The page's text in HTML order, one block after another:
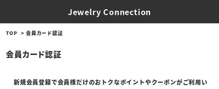
Jewelry Connection
TOP 会員カード認証
会員カード認証
新規会員登録で会員様だけのおトクなポイントやクーポンがご利用い